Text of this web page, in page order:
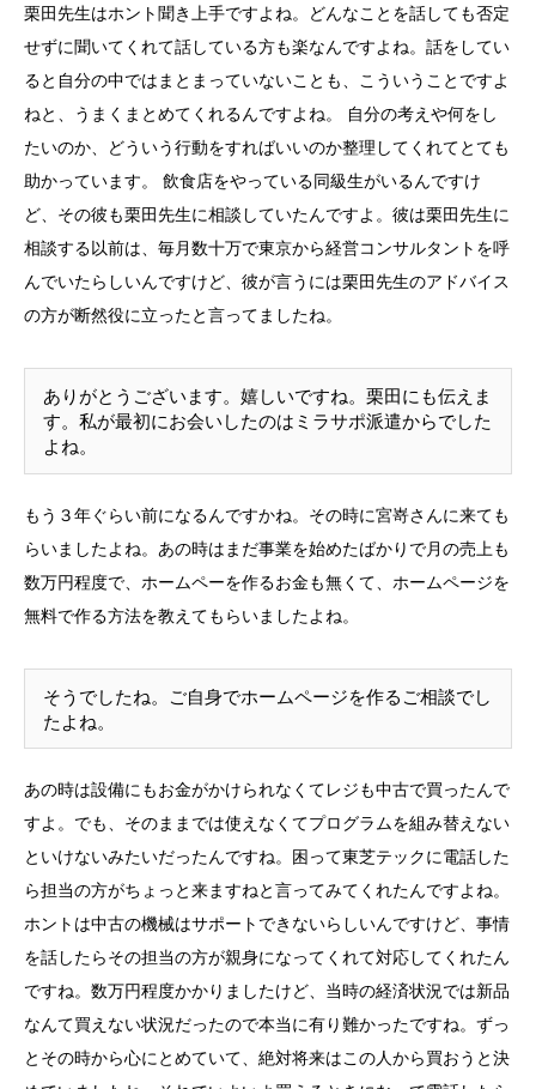
栗田先生はホント聞き上手ですよね。どんなことを話しても否定
せずに聞いてくれて話している方も楽なんですよね。話をしてい
ると自分の中ではまとまっていないことも、こういうことですよ
ねと、うまくまとめてくれるんですよね。 自分の考えや何をし
たいのか、どういう行動をすればいいのか整理してくれてとても
助かっています。 飲食店をやっている同級生がいるんですけ
ど、その彼も栗田先生に相談していたんですよ。彼は栗田先生に
相談する以前は、毎月数十万で東京から経営コンサルタントを呼
んでいたらしいんですけど、彼が言うには栗田先生のアドバイス
の方が断然役に立ったと言ってましたね。
ありがとうございます。嬉しいですね。栗田にも伝えま
す。私が最初にお会いしたのはミラサポ派遣からでした
よね。
もう３年ぐらい前になるんですかね。その時に宮嵜さんに来ても
らいましたよね。あの時はまだ事業を始めたばかりで月の売上も
数万円程度で、ホームペーを作るお金も無くて、ホームページを
無料で作る方法を教えてもらいましたよね。
そうでしたね。ご自身でホームページを作るご相談でし
たよね。
あの時は設備にもお金がかけられなくてレジも中古で買ったんで
すよ。でも、そのままでは使えなくてプログラムを組み替えない
といけないみたいだったんですね。困って東芝テックに電話した
ら担当の方がちょっと来ますねと言ってみてくれたんですよね。
ホントは中古の機械はサポートできないらしいんですけど、事情
を話したらその担当の方が親身になってくれて対応してくれたん
ですね。数万円程度かかりましたけど、当時の経済状況では新品
なんて買えない状況だったので本当に有り難かったですね。ずっ
とその時から心にとめていて、絶対将来はこの人から買おうと決